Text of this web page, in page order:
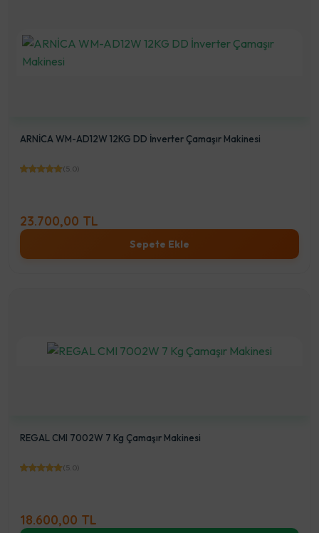
ARNİCA WM-AD12W 12KG DD İnverter Çamaşır Makinesi
(5.0)
23.700,00 TL
Sepete Ekle
REGAL CMI 7002W 7 Kg Çamaşır Makinesi
(5.0)
18.600,00 TL